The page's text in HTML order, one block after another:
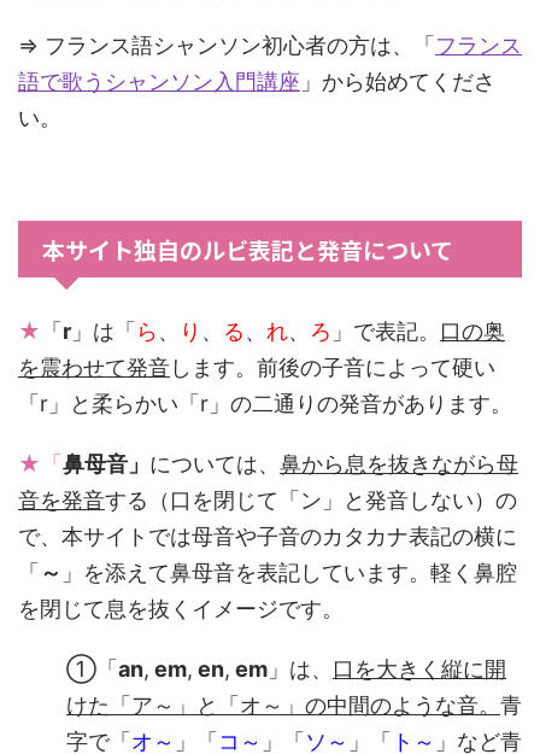
⇒ フランス語シャンソン初心者の方は、「 フランス
語で歌うシャンソン入門講座 」から始めてくださ
い。
本サイト独自のルビ表記と発音について
★ 「 r 」は「 ら、 り 、 る、 れ、 ろ 」で表記。 口の奥
を震わせて発音します。前後の子音によって硬い
「r」と柔らかい「r」の二通りの発音があります。
★「 鼻母音」 については、 鼻から息を抜きながら母
音を発音する（口を閉じて「ン」と発音しない）の
で、本サイトでは母音や子音のカタカナ表記の横に
「 ～ 」を添えて鼻母音を表記しています。軽く鼻腔
を閉じて息を抜くイメージです。
①「 an, em, en, em 」は、 口を大きく縦に開
けた「ア～」と「オ～」の中間のような音。 青
字で「 オ～ 」「 コ～ 」「 ソ～ 」「 ト～ 」など青